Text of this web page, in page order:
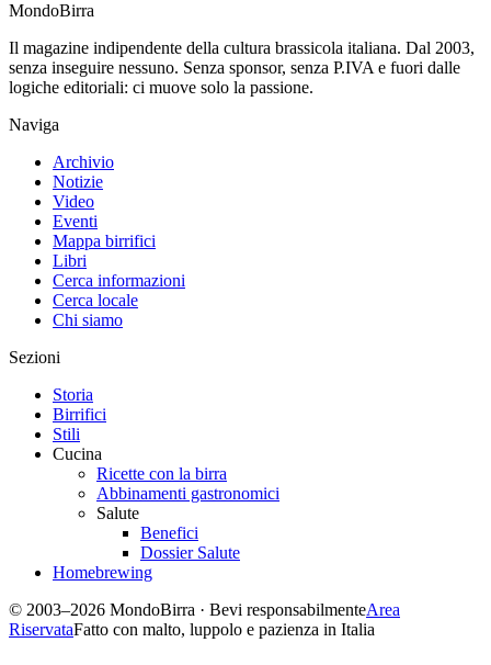
MondoBirra
Il magazine indipendente della cultura brassicola italiana. Dal 2003,
senza inseguire nessuno. Senza sponsor, senza P.IVA e fuori dalle
logiche editoriali: ci muove solo la passione.
Naviga
Archivio
Notizie
Video
Eventi
Mappa birrifici
Libri
Cerca informazioni
Cerca locale
Chi siamo
Sezioni
Storia
Birrifici
Stili
Cucina
Ricette con la birra
Abbinamenti gastronomici
Salute
Benefici
Dossier Salute
Homebrewing
© 2003–2026 MondoBirra · Bevi responsabilmenteArea
RiservataFatto con malto, luppolo e pazienza in Italia